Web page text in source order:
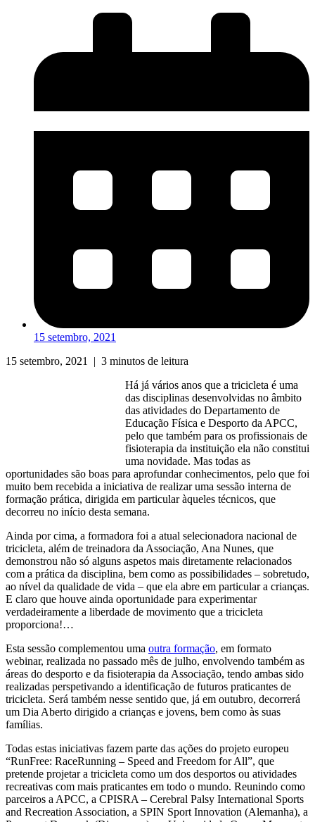
15 setembro, 2021
15 setembro, 2021
| 3 minutos de leitura
Há já vários anos que a tricicleta é uma
das disciplinas desenvolvidas no âmbito
das atividades do Departamento de
Educação Física e Desporto da APCC,
pelo que também para os profissionais de
fisioterapia da instituição ela não constitui
uma novidade. Mas todas as
oportunidades são boas para aprofundar conhecimentos, pelo que foi
muito bem recebida a iniciativa de realizar uma sessão interna de
formação prática, dirigida em particular àqueles técnicos, que
decorreu no início desta semana.
Ainda por cima, a formadora foi a atual selecionadora nacional de
tricicleta, além de treinadora da Associação, Ana Nunes, que
demonstrou não só alguns aspetos mais diretamente relacionados
com a prática da disciplina, bem como as possibilidades – sobretudo,
ao nível da qualidade de vida – que ela abre em particular a crianças.
E claro que houve ainda oportunidade para experimentar
verdadeiramente a liberdade de movimento que a tricicleta
proporciona!…
Esta sessão complementou uma outra formação, em formato
webinar, realizada no passado mês de julho, envolvendo também as
áreas do desporto e da fisioterapia da Associação, tendo ambas sido
realizadas perspetivando a identificação de futuros praticantes de
tricicleta. Será também nesse sentido que, já em outubro, decorrerá
um Dia Aberto dirigido a crianças e jovens, bem como às suas
famílias.
Todas estas iniciativas fazem parte das ações do projeto europeu
“RunFree: RaceRunning – Speed and Freedom for All”, que
pretende projetar a tricicleta como um dos desportos ou atividades
recreativas com mais praticantes em todo o mundo. Reunindo como
parceiros a APCC, a CPISRA – Cerebral Palsy International Sports
and Recreation Association, a SPIN Sport Innovation (Alemanha), a